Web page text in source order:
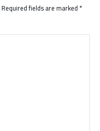
Required fields are marked*